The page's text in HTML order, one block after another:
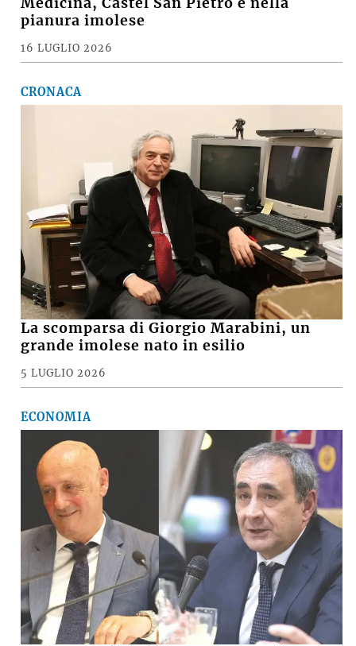
CRONACA, SABATO SERA +
VIDEO e FOTO – Maltempo, raffiche di
vento e pioggia battente, i danni a
Medicina, Castel San Pietro e nella
pianura imolese
16 LUGLIO 2026
CRONACA
La scomparsa di Giorgio Marabini, un
grande imolese nato in esilio